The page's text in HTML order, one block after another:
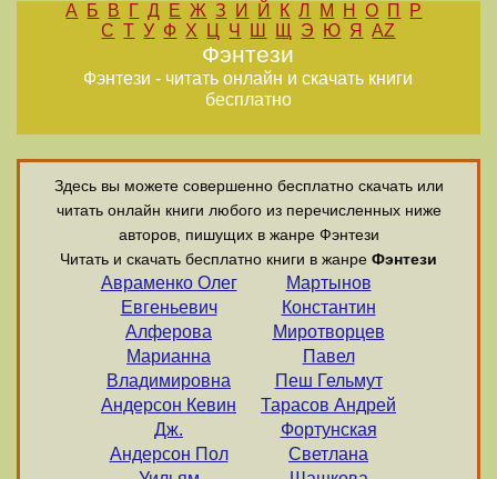
А Б В Г Д Е Ж З И Й К Л М Н О П
Р
С Т У Ф Х Ц Ч Ш Щ Э Ю Я AZ
Фэнтези
Фэнтези - читать онлайн и скачать книги
бесплатно
Здесь вы можете совершенно бесплатно скачать или
читать онлайн книги любого из перечисленных ниже
авторов, пишущих в жанре Фэнтези
Читать и скачать бесплатно книги в жанре Фэнтези
Авраменко Олег
Евгеньевич
Алферова
Марианна
Владимировна
Андерсон Кевин
Дж.
Андерсон Пол
Мартынов
Константин
Миротворцев
Павел
Пеш Гельмут
Тарасов Андрей
Фортунская
Светлана